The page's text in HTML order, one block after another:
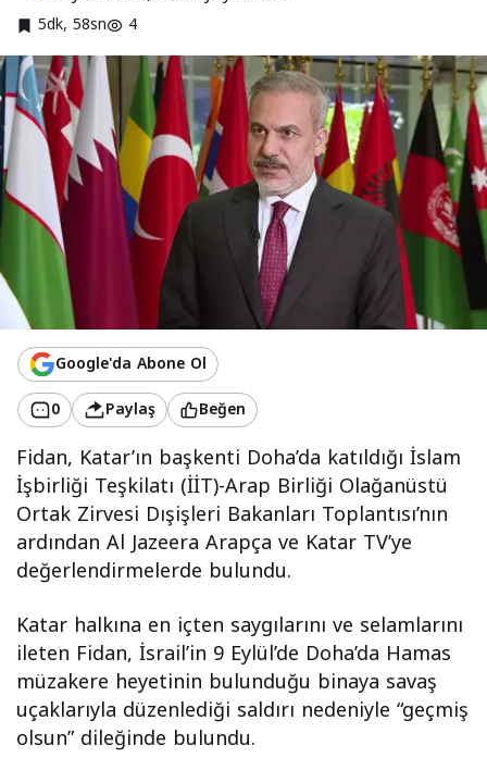
5dk, 58sn 4
Google'da Abone Ol
0
Paylaş Beğen
Fidan, Katar’ın başkenti Doha’da katıldığı İslam
İşbirliği Teşkilatı (İİT)-Arap Birliği Olağanüstü
Ortak Zirvesi Dışişleri Bakanları Toplantısı’nın
ardından Al Jazeera Arapça ve Katar TV’ye
değerlendirmelerde bulundu.
Katar halkına en içten saygılarını ve selamlarını
ileten Fidan, İsrail’in 9 Eylül’de Doha’da Hamas
müzakere heyetinin bulunduğu binaya savaş
uçaklarıyla düzenlediği saldırı nedeniyle “geçmiş
olsun” dileğinde bulundu.